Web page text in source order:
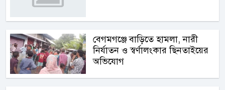
বেগমগঞ্জে বাড়িতে হামলা, নারী
নির্যাতন ও স্বর্ণালংকার ছিনতাইয়ের
অভিযোগ